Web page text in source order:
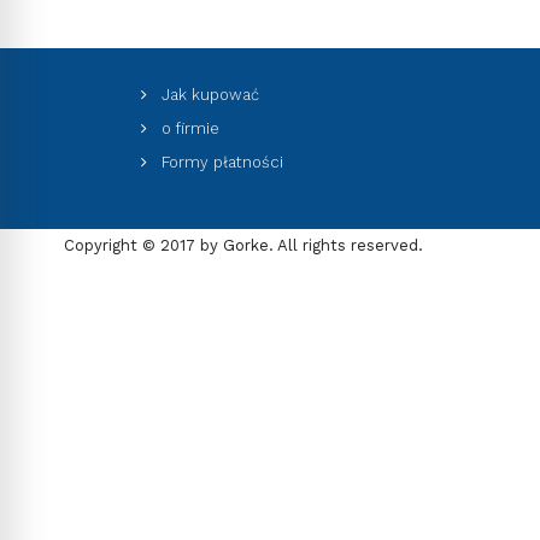
Jak kupować
o firmie
Formy płatności
Copyright © 2017 by Gorke. All rights reserved.